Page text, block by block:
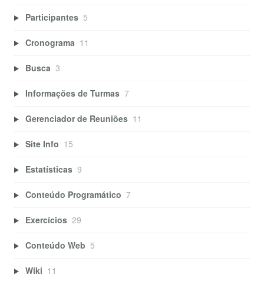
Participantes 5
Cronograma 11
Busca 3
Informações de Turmas 7
Gerenciador de Reuniões 11
Site Info 15
Estatísticas 9
Conteúdo Programático 7
Exercícios 29
Conteúdo Web 5
Wiki 11